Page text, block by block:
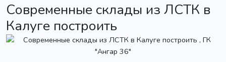
Современные склады из ЛСТК в
Калуге построить